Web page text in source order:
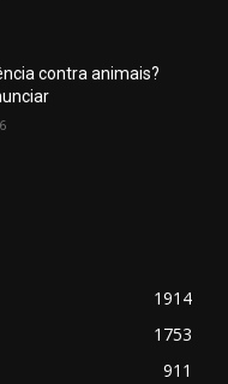
contra animais?
1914
1753
911